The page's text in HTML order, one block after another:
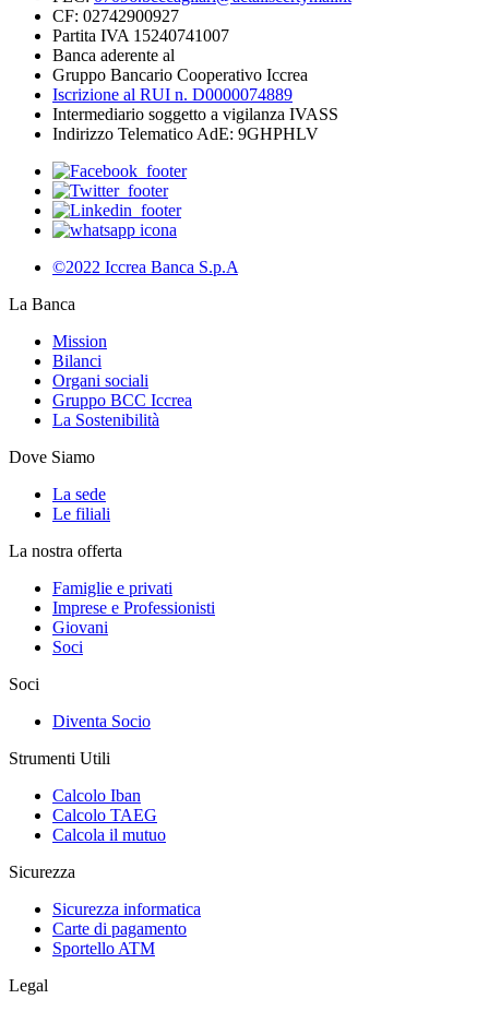
CF: 02742900927
Partita IVA 15240741007
Banca aderente al
Gruppo Bancario Cooperativo Iccrea
Iscrizione al RUI n. D0000074889
Intermediario soggetto a vigilanza IVASS
Indirizzo Telematico AdE: 9GHPHLV
©2022 Iccrea Banca S.p.A
La Banca
Mission
Bilanci
Organi sociali
Gruppo BCC Iccrea
La Sostenibilità
Dove Siamo
La sede
Le filiali
La nostra offerta
Famiglie e privati
Imprese e Professionisti
Giovani
Soci
Soci
Diventa Socio
Strumenti Utili
Calcolo Iban
Calcolo TAEG
Calcola il mutuo
Sicurezza
Sicurezza informatica
Carte di pagamento
Sportello ATM
Legal